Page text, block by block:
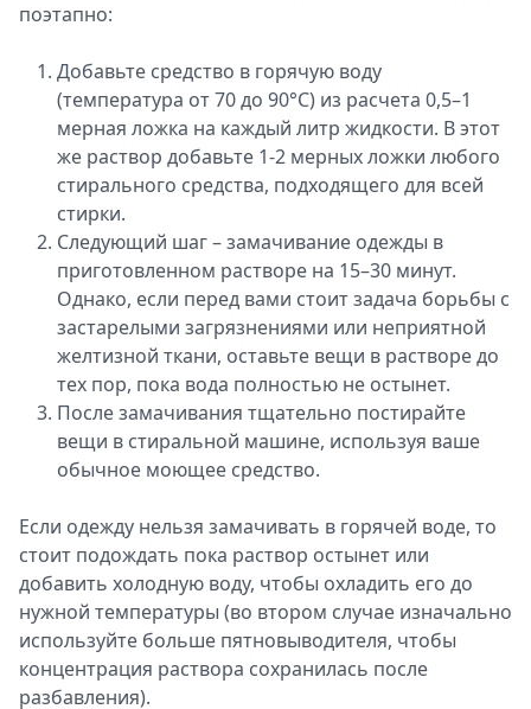
поэтапно:
Добавьте средство в горячую воду
(температура от 70 до 90°C) из расчета 0,5–1
мерная ложка на каждый литр жидкости. В этот
же раствор добавьте 1-2 мерных ложки любого
стирального средства, подходящего для всей
стирки.
Следующий шаг – замачивание одежды в
приготовленном растворе на 15–30 минут.
Однако, если перед вами стоит задача борьбы с
застарелыми загрязнениями или неприятной
желтизной ткани, оставьте вещи в растворе до
тех пор, пока вода полностью не остынет.
После замачивания тщательно постирайте
вещи в стиральной машине, используя ваше
обычное моющее средство.
Если одежду нельзя замачивать в горячей воде, то
стоит подождать пока раствор остынет или
добавить холодную воду, чтобы охладить его до
нужной температуры (во втором случае изначально
используйте больше пятновыводителя, чтобы
концентрация раствора сохранилась после
разбавления).